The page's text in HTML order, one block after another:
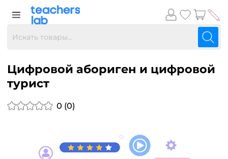
Цифровой абориген и цифровой
турист
0 (0)